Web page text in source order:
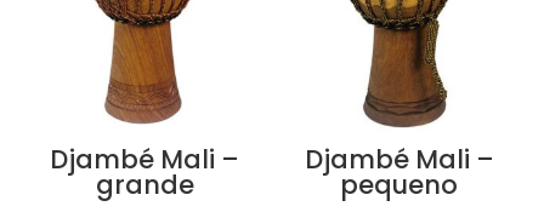
Djambé Mali –
grande
Djambé Mali –
pequeno